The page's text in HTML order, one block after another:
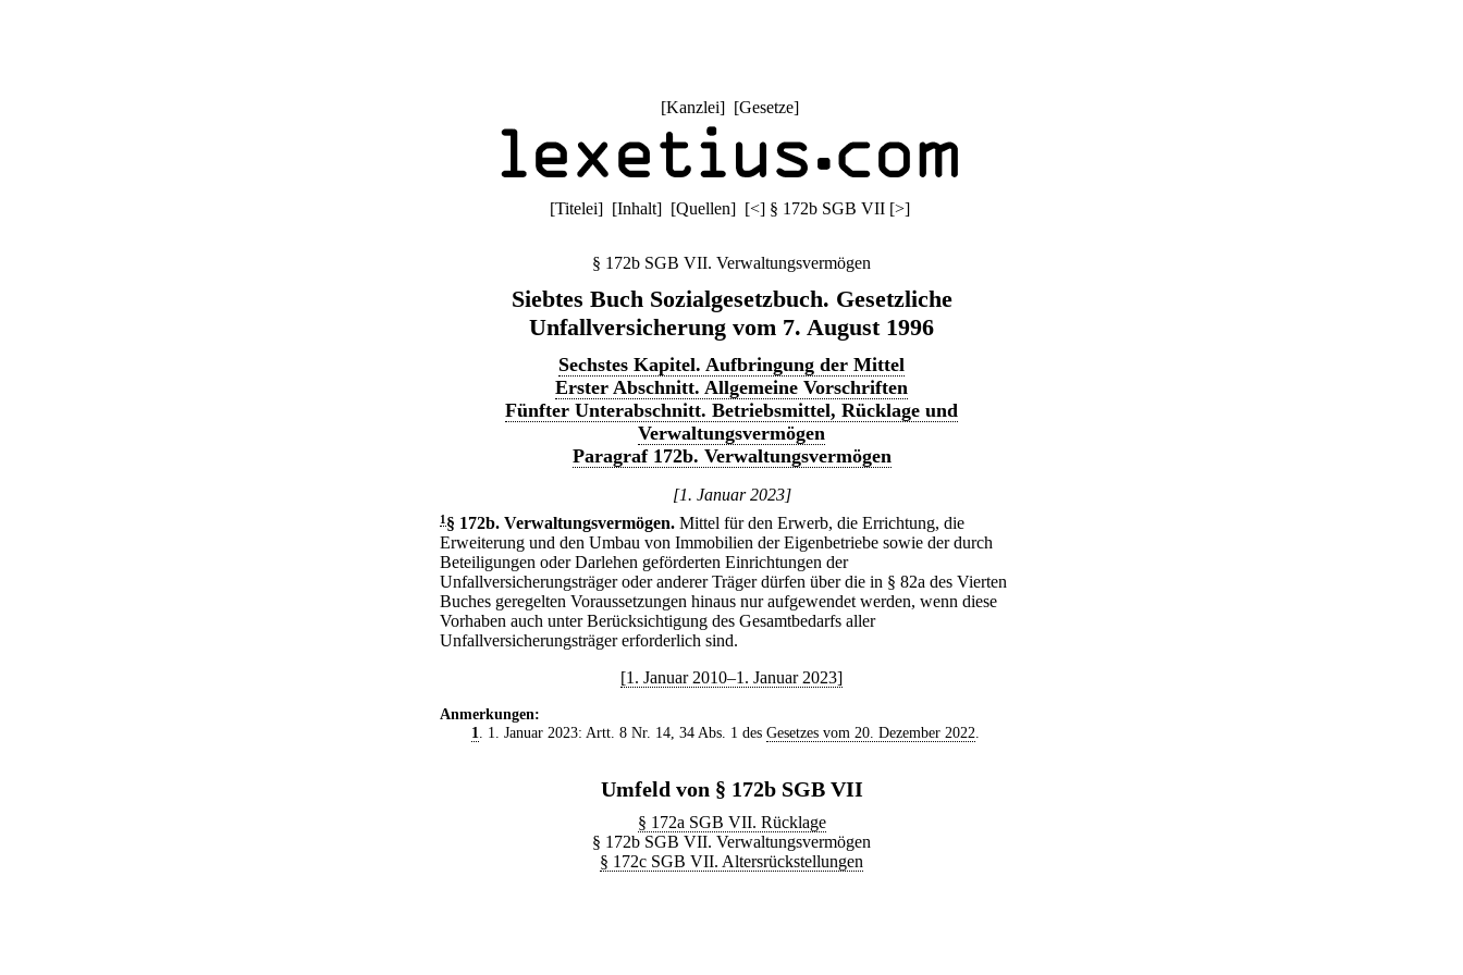
[Kanzlei] [Gesetze]
[Titelei] [Inhalt] [Quellen] [<] § 172b SGB VII [>]
§ 172b SGB VII. Verwaltungsvermögen
Siebtes Buch Sozialgesetzbuch. Gesetzliche
Unfallversicherung vom 7. August 1996
Sechstes Kapitel. Aufbringung der Mittel
Erster Abschnitt. Allgemeine Vorschriften
Fünfter Unterabschnitt. Betriebsmittel, Rücklage und
Verwaltungsvermögen
Paragraf 172b. Verwaltungsvermögen
[1. Januar 2023]
1 § 172b. Verwaltungsvermögen. Mittel für den Erwerb, die Errichtung, die
Erweiterung und den Umbau von Immobilien der Eigenbetriebe sowie der durch
Beteiligungen oder Darlehen geförderten Einrichtungen der
Unfallversicherungsträger oder anderer Träger dürfen über die in § 82a des Vierten
Buches geregelten Voraussetzungen hinaus nur aufgewendet werden, wenn diese
Vorhaben auch unter Berücksichtigung des Gesamtbedarfs aller
Unfallversicherungsträger erforderlich sind.
[1. Januar 2010–1. Januar 2023]
Anmerkungen:
1
. 1. Januar 2023: Artt. 8 Nr. 14, 34 Abs. 1 des Gesetzes vom 20. Dezember 2022
Umfeld von § 172b SGB VII
§ 172a SGB VII. Rücklage
§ 172b SGB VII. Verwaltungsvermögen
§ 172c SGB VII. Altersrückstellungen